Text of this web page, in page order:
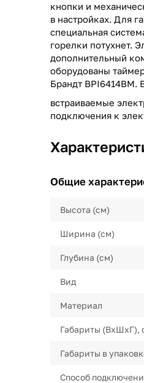
кнопки и
в настройках. Для
специальная
горелки потухнет.
дополнительный
оборудованы
Брандт BPI6414BM.
встраиваемые
подключения к
Общие
Высота (см)
Ширина (см)
Глубина (см)
Вид
Материал
Габариты (ВхШхГ),
Габариты в
Способ